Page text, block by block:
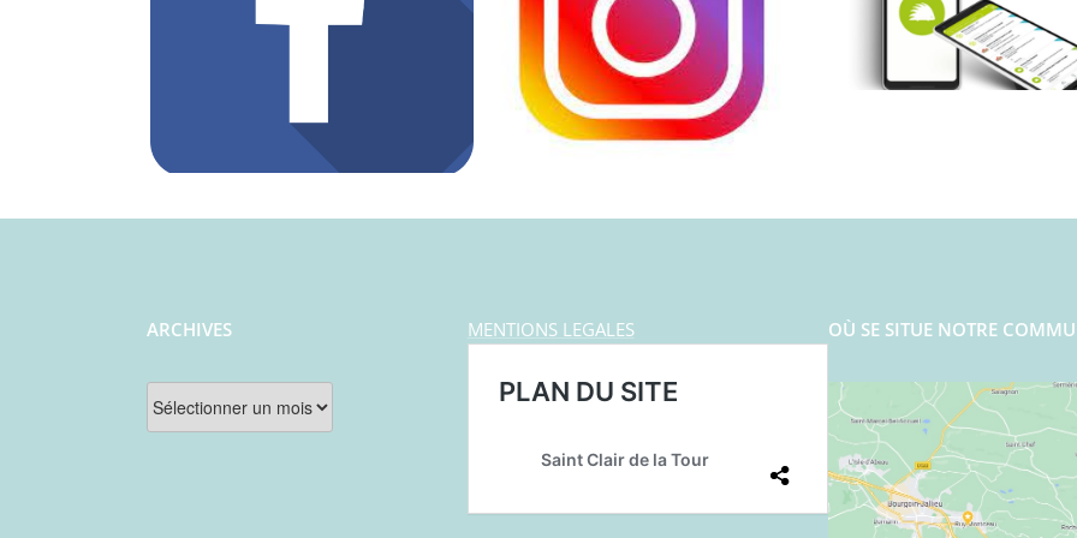
ARCHIVES
Archives
MENTIONS LEGALES OÙ SE SITUE NOTRE